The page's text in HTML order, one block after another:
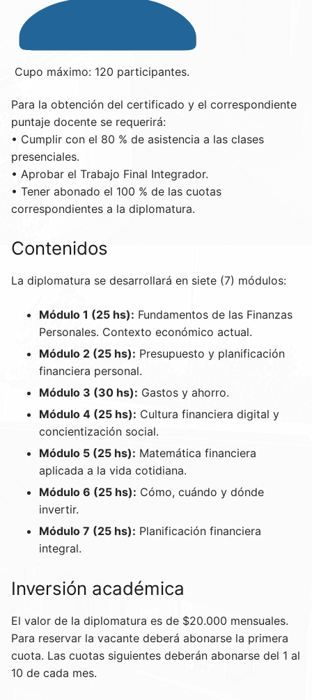
Cupo máximo: 120 participantes.
Para la obtención del certificado y el correspondiente
puntaje docente se requerirá:
• Cumplir con el 80 % de asistencia a las clases
presenciales.
• Aprobar el Trabajo Final Integrador.
• Tener abonado el 100 % de las cuotas
correspondientes a la diplomatura.
Contenidos
La diplomatura se desarrollará en siete (7) módulos:
Módulo 1 (25 hs): Fundamentos de las Finanzas
Personales. Contexto económico actual.
Módulo 2 (25 hs): Presupuesto y planificación
financiera personal.
Módulo 3 (30 hs): Gastos y ahorro.
Módulo 4 (25 hs): Cultura financiera digital y
concientización social.
Módulo 5 (25 hs): Matemática financiera
aplicada a la vida cotidiana.
Módulo 6 (25 hs): Cómo, cuándo y dónde
invertir.
Módulo 7 (25 hs): Planificación financiera
integral.
Inversión académica
El valor de la diplomatura es de $20.000 mensuales.
Para reservar la vacante deberá abonarse la primera
cuota. Las cuotas siguientes deberán abonarse del 1 al
10 de cada mes.